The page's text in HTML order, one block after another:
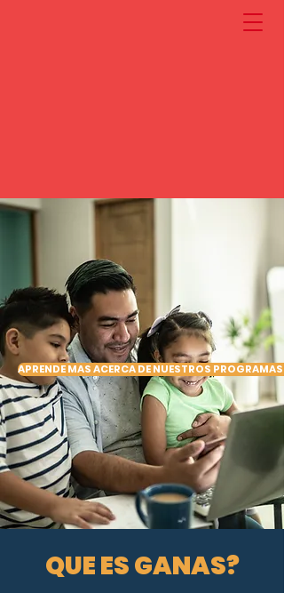
APRENDE MAS ACERCA DE NUESTROS PROGRAMAS
QUE ES GANAS?